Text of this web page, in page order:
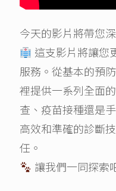
今天的影片將帶您
這支影片將讓您
服務。從基本的預
裡提供一系列全面
查、疫苗接種還是
高效和準確的診斷
任。
讓我們一同探索